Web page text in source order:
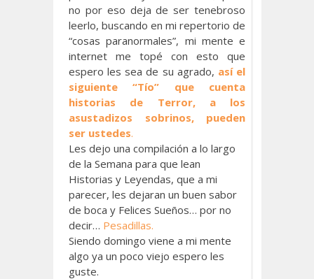
no por eso deja de ser tenebroso
leerlo, buscando en mi repertorio de
“cosas paranormales”, mi mente e
internet me topé con esto que
espero les sea de su agrado, así el
siguiente “Tío” que cuenta
historias de Terror, a los
asustadizos sobrinos, pueden
ser ustedes.
Les dejo una compilación a lo largo
de la Semana para que lean
Historias y Leyendas, que a mi
parecer, les dejaran un buen sabor
de boca y Felices Sueños… por no
decir… Pesadillas.
Siendo domingo viene a mi mente
algo ya un poco viejo espero les
guste.